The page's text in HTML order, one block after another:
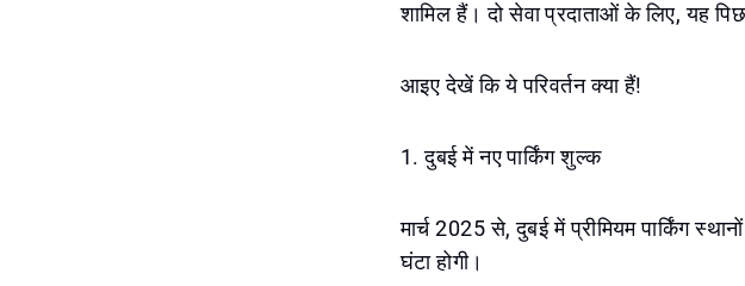
शामिल हैं। दो सेवा प्रदाताओं के लिए, यह
आइए देखें कि ये परिवर्तन क्या हैं!
1. दुबई में नए पार्किंग शुल्क
मार्च 2025 से, दुबई में प्रीमियम पार्किंग
घंटा होगी।